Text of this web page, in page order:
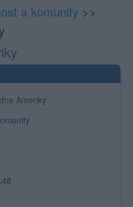
a komunity >>
Ameriky